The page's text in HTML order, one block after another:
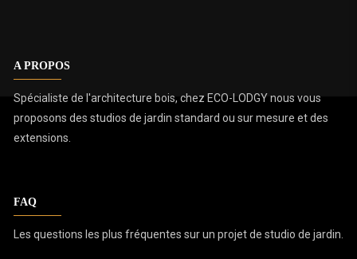
A PROPOS
Spécialiste de l'architecture bois, chez ECO-LODGY nous vous
proposons des studios de jardin standard ou sur mesure et des
extensions.
FAQ
Les questions les plus fréquentes sur un projet de studio de jardin.